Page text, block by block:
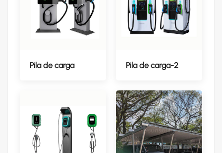
Pila de carga Pila de carga-2